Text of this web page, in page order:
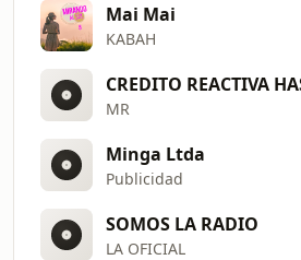
Mai Mai
KABAH
MR
Minga Ltda
Publicidad
SOMOS LA RADIO
LA OFICIAL